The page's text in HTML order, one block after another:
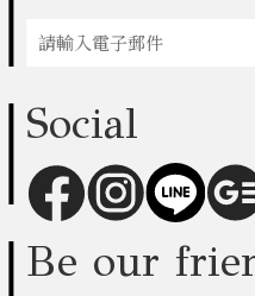
Social
Be our